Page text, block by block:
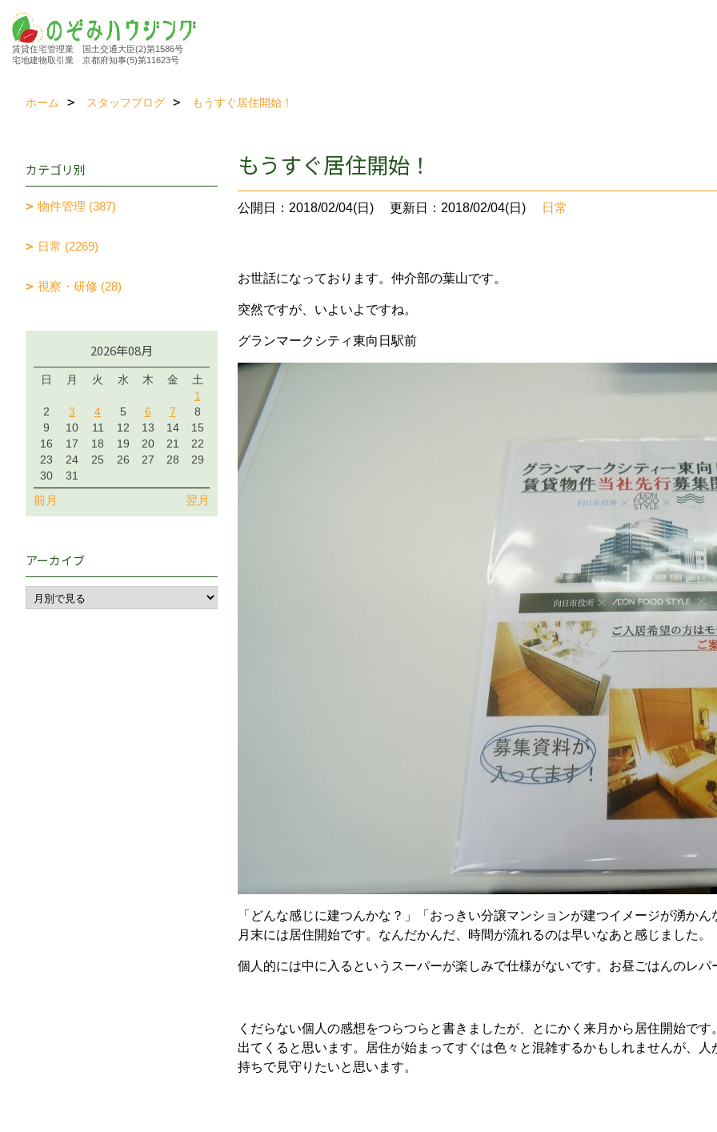
賃貸住宅管理業 国土交通大臣(2)第1586号
宅地建物取引業 京都府知事(5)第11623号
ホーム スタッフブログ もうすぐ居住開始！
もうすぐ居住開始！
公開日：2018/02/04(日) 更新日：2018/02/04(日) 日常
お世話になっております。仲介部の葉山です。
突然ですが、いよいよですね。
グランマークシティ東向日駅前
「どんな感じに建つんかな？」「おっきい分譲マンションが建つイメージが湧か
月末には居住開始です。なんだかんだ、時間が流れるのは早いなあと感じました。
個人的には中に入るというスーパーが楽しみで仕様がないです。お昼ごはんのレ
くだらない個人の感想をつらつらと書きましたが、とにかく来月から居住開始で
出てくると思います。居住が始まってすぐは色々と混雑するかもしれませんが、
持ちで見守りたいと思います。
カテゴリ別
物件管理 (387)
日常 (2269)
視察・研修 (28)
2026年08月
日 月 火 水 木 金
土
1
2
3 4 5 6 7
8
9
10 11 12 13 14
15
16
17 18 19 20 21
22
23
24 25 26 27 28
29
30
31
前月 翌月
アーカイブ